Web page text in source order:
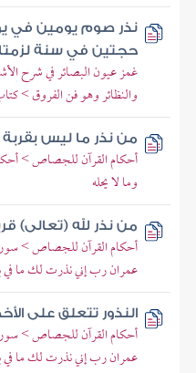
نذر صوم يومين في
حجتين في سنة
غمز عيون البصائر في شرح
والنظائر وهو فن الفروق >
من نذر ما ليس بقربة
أحكام القرآن للجصاص >
وما لا يحله
من نذر لله (تعالى)
أحكام القرآن للجصاص >
عمران رب إني نذرت لك ما في
النذور تتعلق على
أحكام القرآن للجصاص >
عمران رب إني نذرت لك ما في